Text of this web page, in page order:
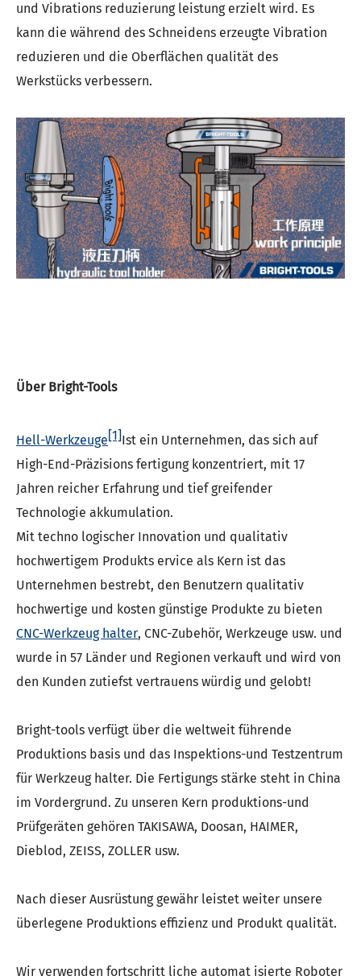
und Vibrations reduzierung leistung erzielt wird. Es
kann die während des Schneidens erzeugte Vibration
reduzieren und die Oberflächen qualität des
Werkstücks verbessern.
Über Bright-Tools
Hell-Werkzeuge[1]Ist ein Unternehmen, das sich auf
High-End-Präzisions fertigung konzentriert, mit 17
Jahren reicher Erfahrung und tief greifender
Technologie akkumulation.
Mit techno logischer Innovation und qualitativ
hochwertigem Produkts ervice als Kern ist das
Unternehmen bestrebt, den Benutzern qualitativ
hochwertige und kosten günstige Produkte zu bieten
CNC-Werkzeug halter, CNC-Zubehör, Werkzeuge usw. und
wurde in 57 Länder und Regionen verkauft und wird von
den Kunden zutiefst vertrauens würdig und gelobt!
Bright-tools verfügt über die weltweit führende
Produktions basis und das Inspektions-und Testzentrum
für Werkzeug halter. Die Fertigungs stärke steht in China
im Vordergrund. Zu unseren Kern produktions-und
Prüfgeräten gehören TAKISAWA, Doosan, HAIMER,
Dieblod, ZEISS, ZOLLER usw.
Nach dieser Ausrüstung gewähr leistet weiter unsere
überlegene Produktions effizienz und Produkt qualität.
Wir verwenden fortschritt liche automat isierte Roboter